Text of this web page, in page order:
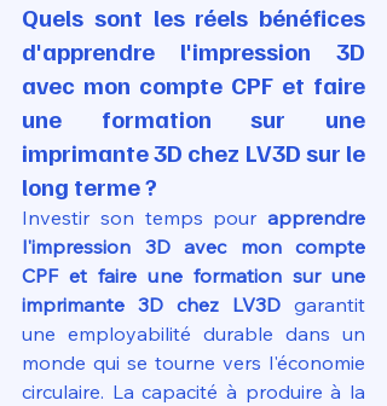
Quels sont les réels bénéfices
d'apprendre l'impression 3D
avec mon compte CPF et faire
une formation sur une
imprimante 3D chez LV3D sur le
long terme ?
Investir son temps pour apprendre
l'impression 3D avec mon compte
CPF et faire une formation sur une
imprimante 3D chez LV3D garantit
une employabilité durable dans un
monde qui se tourne vers l'économie
circulaire. La capacité à produire à la